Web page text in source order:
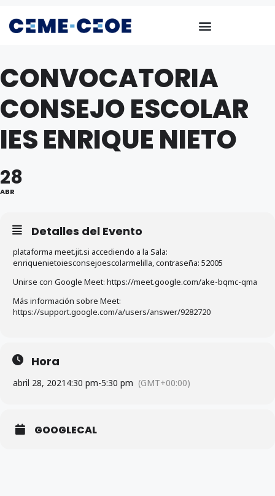
CONVOCATORIA
CONSEJO ESCOLAR
IES ENRIQUE NIETO
28
ABR
Detalles del Evento
plataforma meet.jit.si accediendo a la Sala:
enriquenietoiesconsejoescolarmelilla, contraseña: 52005
Unirse con Google Meet: https://meet.google.com/ake-bqmc-qma
Más información sobre Meet:
https://support.google.com/a/users/answer/9282720
Hora
abril 28, 2021 4:30 pm-5:30 pm (GMT+00:00)
GOOGLECAL